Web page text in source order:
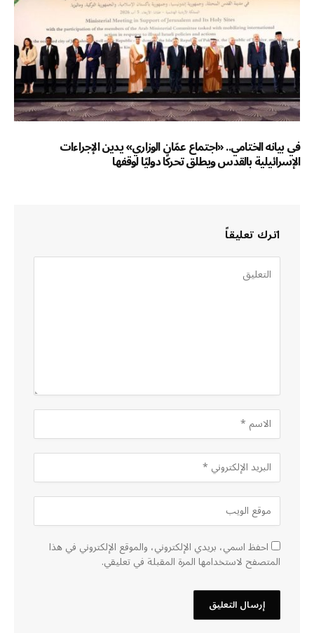
في بيانه الختامي.. «اجتماع عمّان الوزاري» يدين الإجراءات
الإسرائيلية بالقدس ويطلق تحركًا دوليًا لوقفها
اترك تعليقاً
احفظ اسمي، بريدي الإلكتروني، والموقع الإلكتروني في هذا
المتصفح لاستخدامها المرة المقبلة في تعليقي.